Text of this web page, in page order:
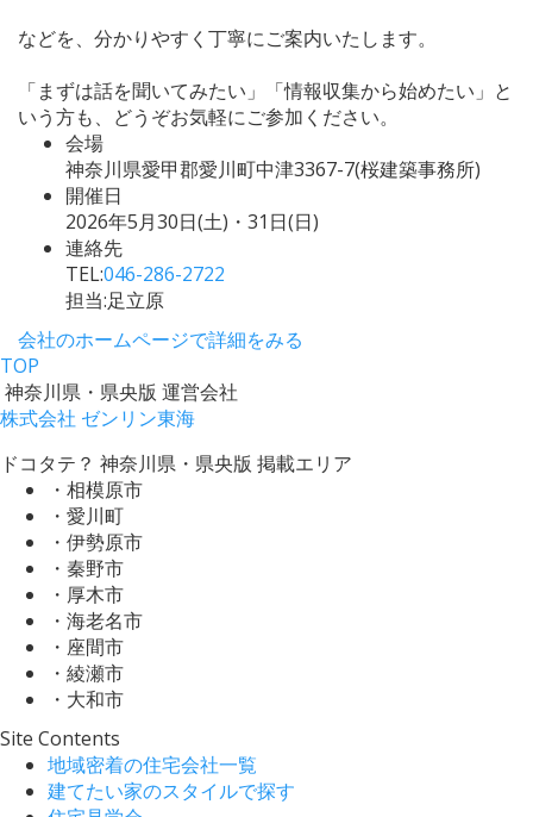
などを、分かりやすく丁寧にご案内いたします。
「まずは話を聞いてみたい」「情報収集から始めたい」と
いう方も、どうぞお気軽にご参加ください。
会場
神奈川県愛甲郡愛川町中津3367-7(桜建築事務所)
開催日
2026年5月30日(土)・31日(日)
連絡先
TEL:046-286-2722
担当:足立原
会社のホームページで詳細をみる
TOP
神奈川県・県央版 運営会社
株式会社 ゼンリン東海
ドコタテ？ 神奈川県・県央版 掲載エリア
・相模原市
・愛川町
・伊勢原市
・秦野市
・厚木市
・海老名市
・座間市
・綾瀬市
・大和市
Site Contents
地域密着の住宅会社一覧
建てたい家のスタイルで探す